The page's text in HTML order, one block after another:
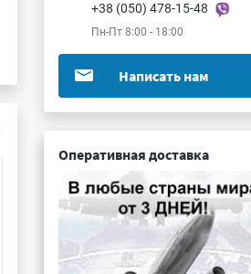
К73-17 1000пФ 160В 20%
+38 (050) 478-15-48
Пн-Пт 8:00 - 18:00
Написать нам
Оперативная доставка